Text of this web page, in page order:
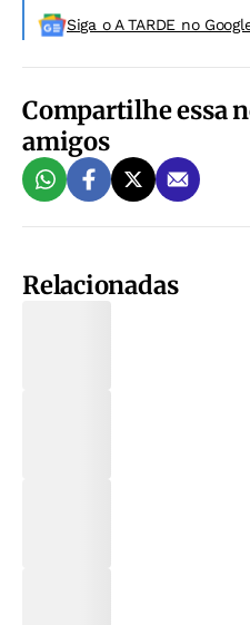
Siga o A TARDE no
Compartilhe essa
amigos
Relacionadas